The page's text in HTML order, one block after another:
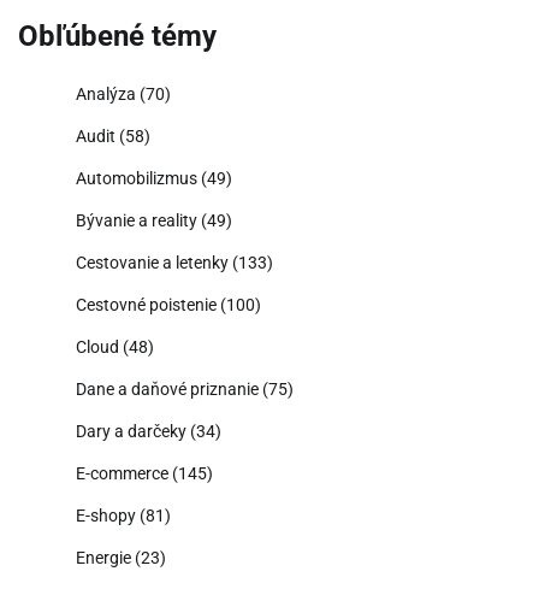
Obľúbené témy
Analýza (70)
Audit (58)
Automobilizmus (49)
Bývanie a reality (49)
Cestovanie a letenky (133)
Cestovné poistenie (100)
Cloud (48)
Dane a daňové priznanie (75)
Dary a darčeky (34)
E-commerce (145)
E-shopy (81)
Energie (23)